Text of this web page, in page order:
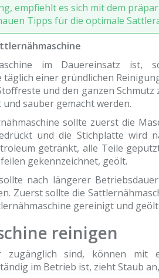
empfiehlt es sich mit dem
Tipps für die optimale
im Dauereinsatz ist,
einer gründlichen
und den ganzen
sauber gemacht werden.
sollte zuerst die
und die Stichplatte wird
getränkt, alle Teile
gekennzeichnet, geölt.
nach längerer
Zuerst sollte die
gereinigt und
reinigen
zugänglich sind, können mit
im Betrieb ist, zieht Staub